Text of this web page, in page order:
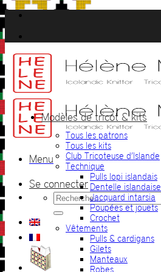
Passer
au
contenu
Menu
Se connecter
Recherche
pour :
Modèles de tricot & kits
Tous les patrons
Tous les kits
Club Tricoteuse d’Islande
Technique
Pulls lopi islandais
Dentelle islandaise
Jacquard intarsia
Poupées et jouets
Crochet
Vêtements
Pulls & cardigans
Gilets
Manteaux
Robes